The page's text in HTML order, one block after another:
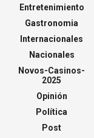
Entretenimiento
Gastronomia
Internacionales
Nacionales
Novos-Casinos-
2025
Opinión
Política
Post